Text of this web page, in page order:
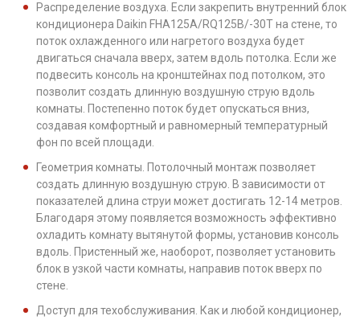
Распределение воздуха. Если закрепить внутренний блок
кондиционера Daikin FHA125A/RQ125B/-30T на стене, то
поток охлажденного или нагретого воздуха будет
двигаться сначала вверх, затем вдоль потолка. Если же
подвесить консоль на кронштейнах под потолком, это
позволит создать длинную воздушную струю вдоль
комнаты. Постепенно поток будет опускаться вниз,
создавая комфортный и равномерный температурный
фон по всей площади.
Геометрия комнаты. Потолочный монтаж позволяет
создать длинную воздушную струю. В зависимости от
показателей длина струи может достигать 12-14 метров.
Благодаря этому появляется возможность эффективно
охладить комнату вытянутой формы, установив консоль
вдоль. Пристенный же, наоборот, позволяет установить
блок в узкой части комнаты, направив поток вверх по
стене.
Доступ для техобслуживания. Как и любой кондиционер,